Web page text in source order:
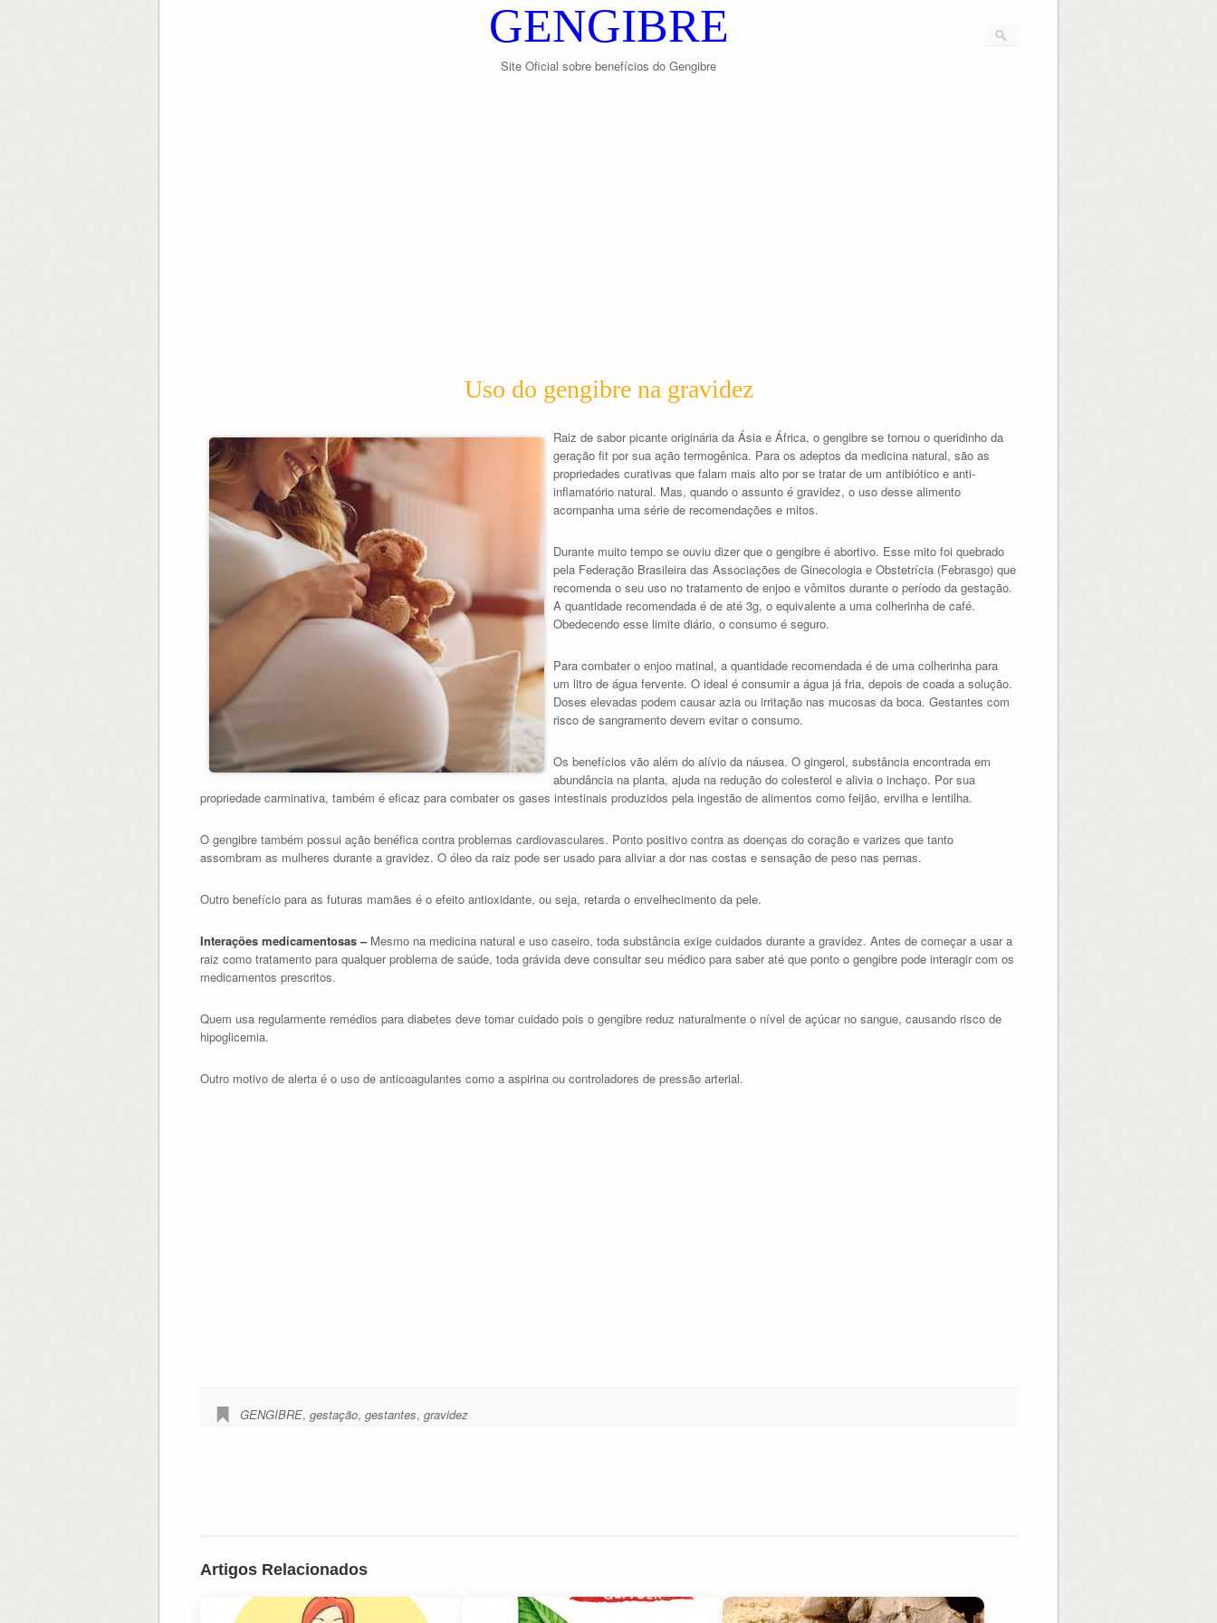
GENGIBRE
Site Oficial sobre benefícios do Gengibre
Uso do gengibre na gravidez
Raiz de sabor picante originária da Ásia e África, o gengibre se tornou o queridinho da
geração fit por sua ação termogênica. Para os adeptos da medicina natural, são as
propriedades curativas que falam mais alto por se tratar de um antibiótico e anti-
inflamatório natural. Mas, quando o assunto é gravidez, o uso desse alimento
acompanha uma série de recomendações e mitos.
Durante muito tempo se ouviu dizer que o gengibre é abortivo. Esse mito foi quebrado
pela Federação Brasileira das Associações de Ginecologia e Obstetrícia (Febrasgo) que
recomenda o seu uso no tratamento de enjoo e vômitos durante o período da gestação.
A quantidade recomendada é de até 3g, o equivalente a uma colherinha de café.
Obedecendo esse limite diário, o consumo é seguro.
Para combater o enjoo matinal, a quantidade recomendada é de uma colherinha para
um litro de água fervente. O ideal é consumir a água já fria, depois de coada a solução.
Doses elevadas podem causar azia ou irritação nas mucosas da boca. Gestantes com
risco de sangramento devem evitar o consumo.
Os benefícios vão além do alívio da náusea. O gingerol, substância encontrada em
abundância na planta, ajuda na redução do colesterol e alivia o inchaço. Por sua
propriedade carminativa, também é eficaz para combater os gases intestinais produzidos pela ingestão de alimentos como feijão, ervilha e lentilha.
O gengibre também possui ação benéfica contra problemas cardiovasculares. Ponto positivo contra as doenças do coração e varizes que tanto
assombram as mulheres durante a gravidez. O óleo da raiz pode ser usado para aliviar a dor nas costas e sensação de peso nas pernas.
Outro benefício para as futuras mamães é o efeito antioxidante, ou seja, retarda o envelhecimento da pele.
Interações medicamentosas – Mesmo na medicina natural e uso caseiro, toda substância exige cuidados durante a gravidez. Antes de começar a usar a
raiz como tratamento para qualquer problema de saúde, toda grávida deve consultar seu médico para saber até que ponto o gengibre pode interagir com os
medicamentos prescritos.
Quem usa regularmente remédios para diabetes deve tomar cuidado pois o gengibre reduz naturalmente o nível de açúcar no sangue, causando risco de
hipoglicemia.
Outro motivo de alerta é o uso de anticoagulantes como a aspirina ou controladores de pressão arterial.
GENGIBRE, gestação, gestantes, gravidez
Artigos Relacionados